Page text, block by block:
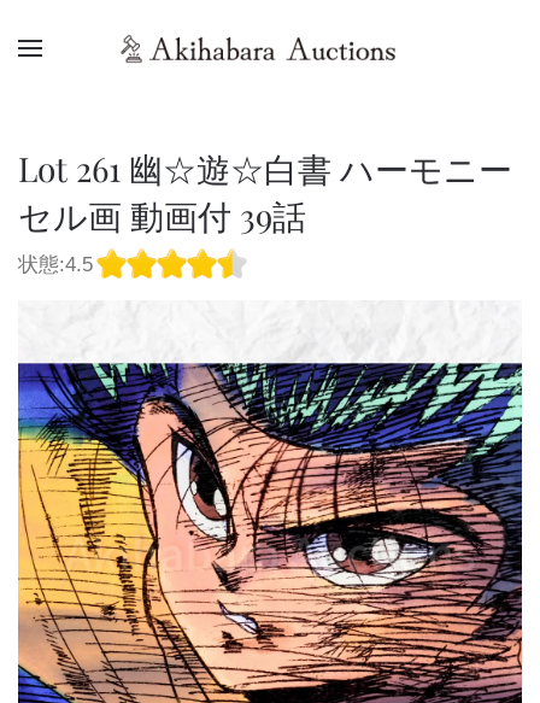
Lot 261 幽☆遊☆白書 ハーモニー
セル画 動画付 39話
状態:4.5